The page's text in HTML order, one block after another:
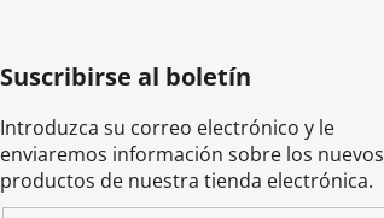
Suscribirse al boletín
Introduzca su correo electrónico y le
enviaremos información sobre los nuevos
productos de nuestra tienda electrónica.